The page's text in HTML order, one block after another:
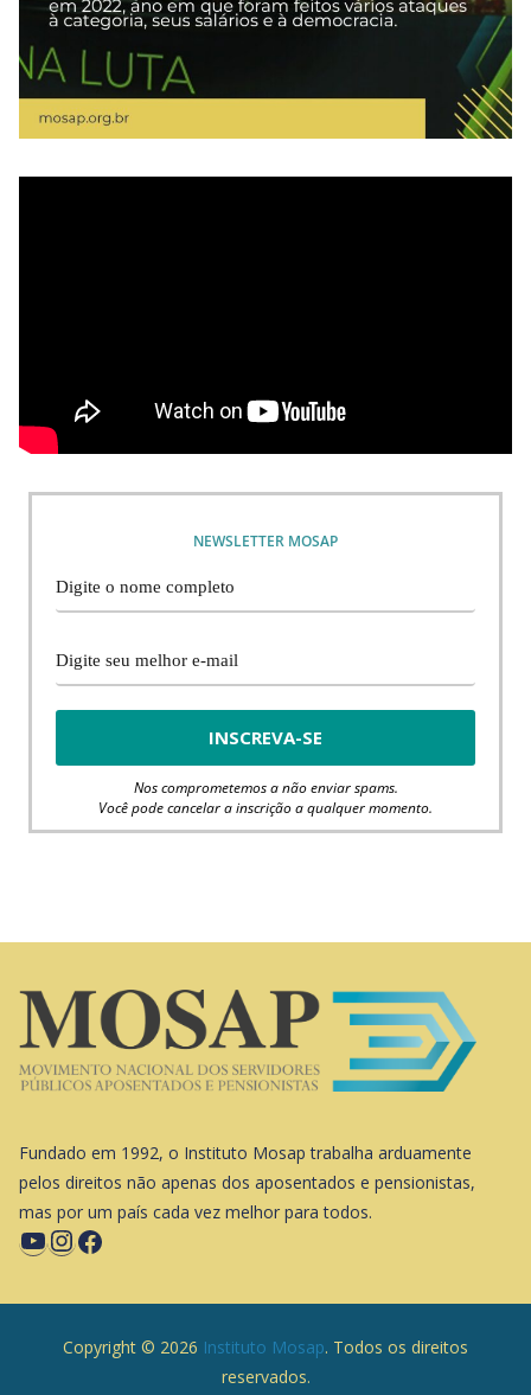
NEWSLETTER MOSAP
Nos comprometemos a não enviar spams.
Você pode cancelar a inscrição a qualquer momento.
Fundado em 1992, o Instituto Mosap trabalha arduamente
pelos direitos não apenas dos aposentados e pensionistas,
mas por um país cada vez melhor para todos.
Copyright © 2026 Instituto Mosap. Todos os direitos
reservados.